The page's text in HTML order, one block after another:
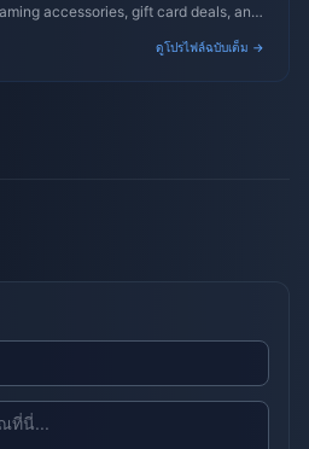
accessories, gift card deals, and
ดูโปรไฟล์ฉบับเต็ม →